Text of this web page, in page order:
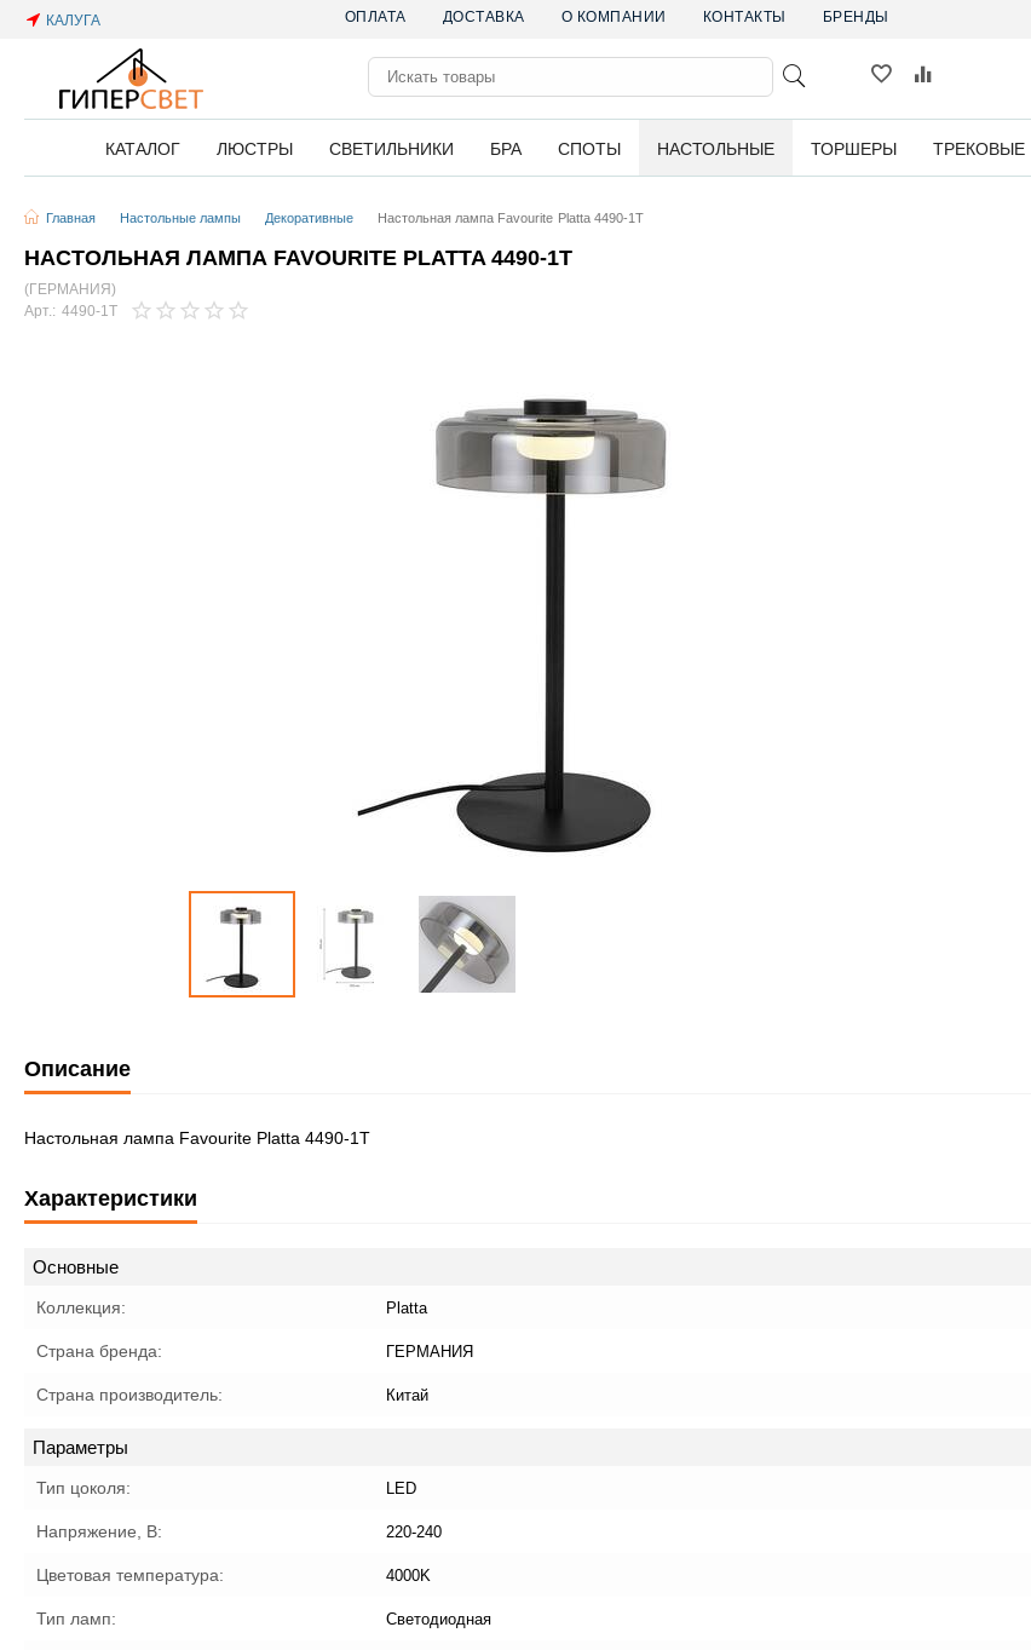
КАЛУГА ОПЛАТА ДОСТАВКА О КОМПАНИИ КОНТАКТЫ БРЕНДЫ
КАТАЛОГ ЛЮСТРЫ СВЕТИЛЬНИКИ БРА СПОТЫ НАСТОЛЬНЫЕ ТОРШЕРЫ ТРЕКОВЫЕ
Главная Настольные лампы Декоративные Настольная лампа Favourite Platta 4490-1T
НАСТОЛЬНАЯ ЛАМПА FAVOURITE PLATTA 4490-1T
(ГЕРМАНИЯ)
Арт.: 4490-1T
Описание
Настольная лампа Favourite Platta 4490-1T
Характеристики
Основные
Коллекция: Platta
Страна бренда: ГЕРМАНИЯ
Страна производитель: Китай
Параметры
Тип цоколя: LED
Напряжение, В: 220-240
Цветовая температура: 4000K
Тип ламп: Светодиодная